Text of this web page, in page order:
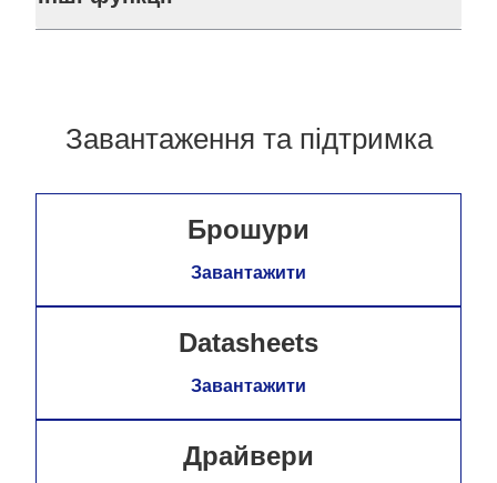
Завантаження та підтримка
Брошури
Завантажити
Datasheets
Завантажити
Драйвери